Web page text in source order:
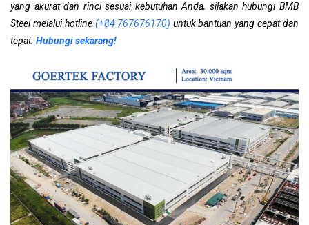
yang akurat dan rinci sesuai kebutuhan Anda, silakan hubungi BMB
Steel melalui hotline (+84 767676170) untuk bantuan yang cepat dan
tepat. Hubungi sekarang!